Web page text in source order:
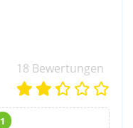
18 Bewertungen
1